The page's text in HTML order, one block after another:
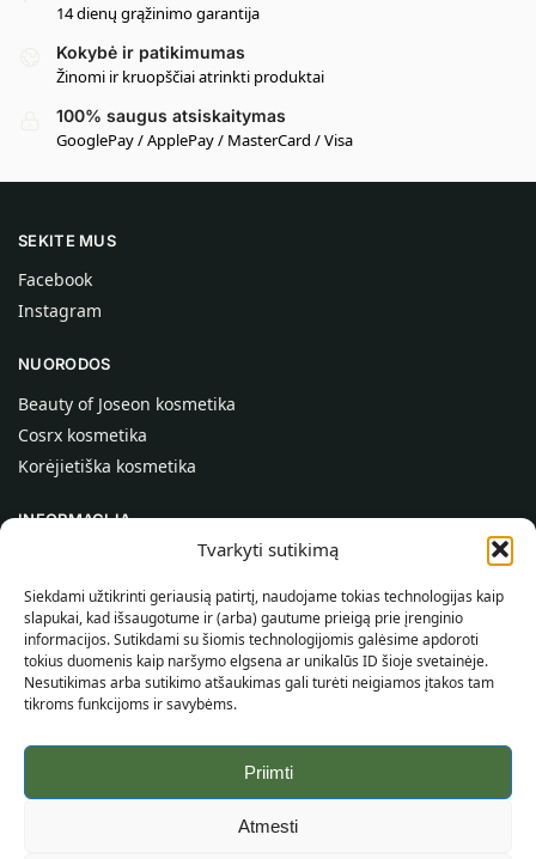
Tvarkyti sutikimą
Siekdami užtikrinti geriausią patirtį, naudojame tokias technologijas kaip
slapukai, kad išsaugotume ir (arba) gautume prieigą prie įrenginio
informacijos. Sutikdami su šiomis technologijomis galėsime apdoroti
tokius duomenis kaip naršymo elgsena ar unikalūs ID šioje svetainėje.
Nesutikimas arba sutikimo atšaukimas gali turėti neigiamos įtakos tam
tikroms funkcijoms ir savybėms.
Priimti
Atmesti
14 dienų grąžinimo garantija
Kokybė ir patikimumas
Žinomi ir kruopščiai atrinkti produktai
100% saugus atsiskaitymas
GooglePay / ApplePay / MasterCard / Visa
SEKITE MUS
Facebook
Instagram
NUORODOS
Beauty of Joseon kosmetika
Cosrx kosmetika
Korėjietiška kosmetika
INFORMACIJA
Kontaktai
Pagalba
INFORMACIJA PIRKĖJUI
Pristatymo sąlygos
Taisyklės ir sąlygos
Svetainės žemėlapis